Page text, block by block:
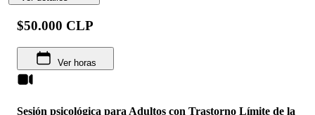
$50.000 CLP
Ver horas
Sesión psicológica para Adultos con Trastorno Límite de la